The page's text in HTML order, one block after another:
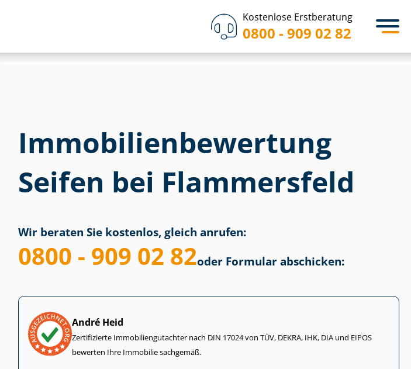
Kostenlose Erstberatung
0800 - 909 02 82
Immobilien­bewertung
Seifen bei Flammersfeld
Wir beraten Sie kostenlos, gleich anrufen:
0800 - 909 02 82oder Formular abschicken:
André Heid
Zertifizierte Im­mo­bi­li­en­gut­ach­ter nach DIN 17024 von TÜV, DEKRA, IHK, DIA und EIPOS
bewerten Ihre Immobilie sachgemäß.